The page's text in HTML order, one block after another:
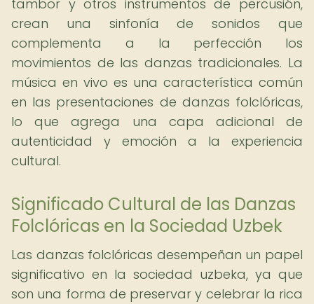
tambor y otros instrumentos de percusión,
crean una sinfonía de sonidos que
complementa a la perfección los
movimientos de las danzas tradicionales. La
música en vivo es una característica común
en las presentaciones de danzas folclóricas,
lo que agrega una capa adicional de
autenticidad y emoción a la experiencia
cultural.
Significado Cultural de las Danzas
Folclóricas en la Sociedad Uzbek
Las danzas folclóricas desempeñan un papel
significativo en la sociedad uzbeka, ya que
son una forma de preservar y celebrar la rica